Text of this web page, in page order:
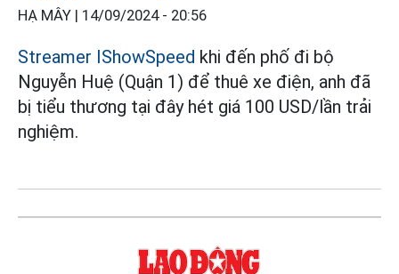
HẠ MÂY | 14/09/2024 - 20:56
Streamer IShowSpeed khi đến phố đi bộ
Nguyễn Huệ (Quận 1) để thuê xe điện, anh đã
bị tiểu thương tại đây hét giá 100 USD/lần trải
nghiệm.